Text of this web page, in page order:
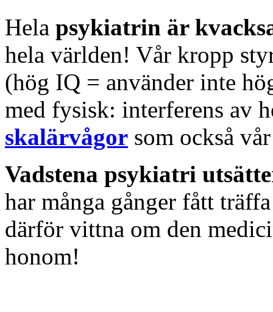
Hela psykiatrin är
hela världen! Vår kropp
(hög IQ = använder inte
med fysisk: interferens av
skalärvågor som också
Vadstena psykiatri
har många gånger fått
därför vittna om den
honom!